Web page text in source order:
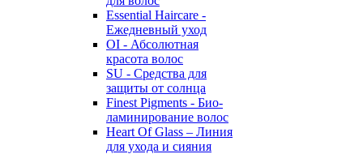
Essential Haircare -
Eжедневный уход
OI - Абсолютная
красота волос
SU - Средства для
защиты от солнца
Finest Pigments - Био-
ламинирование волос
Heart Of Glass – Линия
для ухода и сияния